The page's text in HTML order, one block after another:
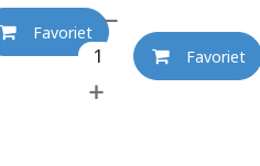
Favoriet
Favoriet